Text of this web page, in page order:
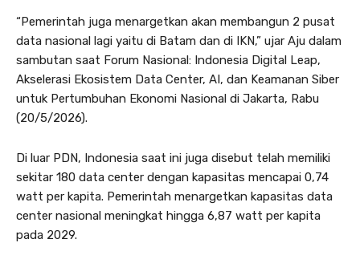
“Pemerintah juga menargetkan akan membangun 2 pusat
data nasional lagi yaitu di Batam dan di IKN,” ujar Aju dalam
sambutan saat Forum Nasional: Indonesia Digital Leap,
Akselerasi Ekosistem Data Center, AI, dan Keamanan Siber
untuk Pertumbuhan Ekonomi Nasional di Jakarta, Rabu
(20/5/2026).
Di luar PDN, Indonesia saat ini juga disebut telah memiliki
sekitar 180 data center dengan kapasitas mencapai 0,74
watt per kapita. Pemerintah menargetkan kapasitas data
center nasional meningkat hingga 6,87 watt per kapita
pada 2029.